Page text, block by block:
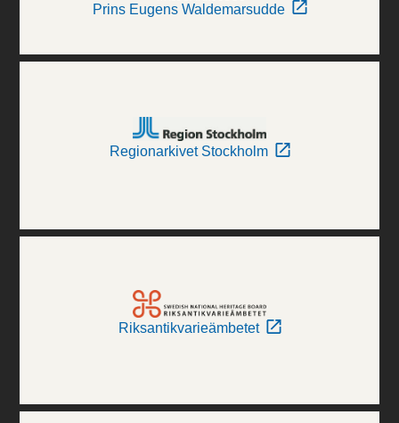
Prins Eugens Waldemarsudde
Regionarkivet Stockholm
Riksantikvarieämbetet